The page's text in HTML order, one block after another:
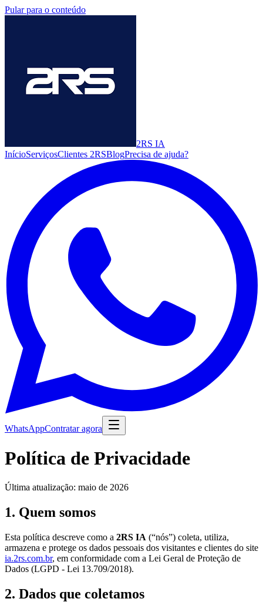
Pular para o conteúdo
2RS IA
InícioServiçosClientes 2RSBlogPrecisa de ajuda?
WhatsAppContratar agora
Política de Privacidade
Última atualização: maio de 2026
1. Quem somos
Esta política descreve como a 2RS IA (“nós”) coleta, utiliza,
armazena e protege os dados pessoais dos visitantes e clientes do site
ia.2rs.com.br, em conformidade com a Lei Geral de Proteção de
Dados (LGPD - Lei 13.709/2018).
2. Dados que coletamos